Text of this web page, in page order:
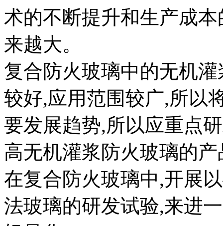
术的不断提升和生产成
来越大。
复合防火玻璃中的无机
较好,应用范围较广,所以
要发展趋势,所以应重点
高无机灌浆防火玻璃的
在复合防火玻璃中,开展
法玻璃的研发试验,来进